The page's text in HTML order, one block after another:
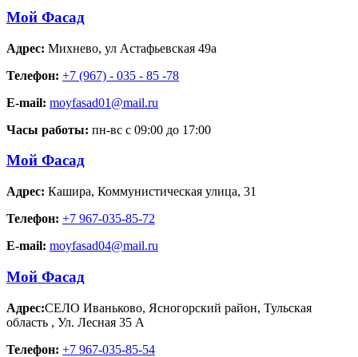
Мой Фасад
Адрес: Михнево, ул Астафьевская 49а
Телефон: +7 (967) - 035 - 85 -78
E-mail: moyfasad01@mail.ru
Часы работы: пн-вс с 09:00 до 17:00
Мой Фасад
Адрес: Кашира, Коммунистическая улица, 31
Телефон: +7 967-035-85-72
E-mail: moyfasad04@mail.ru
Мой Фасад
Адрес:СЕЛО Иваньково, Ясногорский район, Тульская
область , Ул. Лесная 35 А
Телефон: +7 967-035-85-54